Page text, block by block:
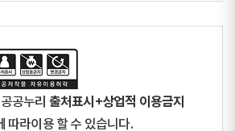
공누리 출처표시+상업적 이용금지
따라이용 할 수 있습니다.